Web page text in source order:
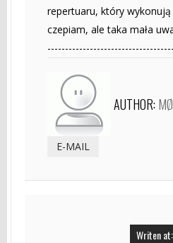
repertuaru, który
czepiam, ale taka mała
AUTHOR:
E-MAIL
Writen